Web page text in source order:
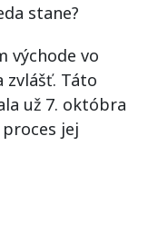
stane?
východe vo
zvlášť. Táto
už 7. októbra
jej